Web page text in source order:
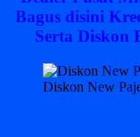
Bagus disini
Serta Diskon
Diskon New